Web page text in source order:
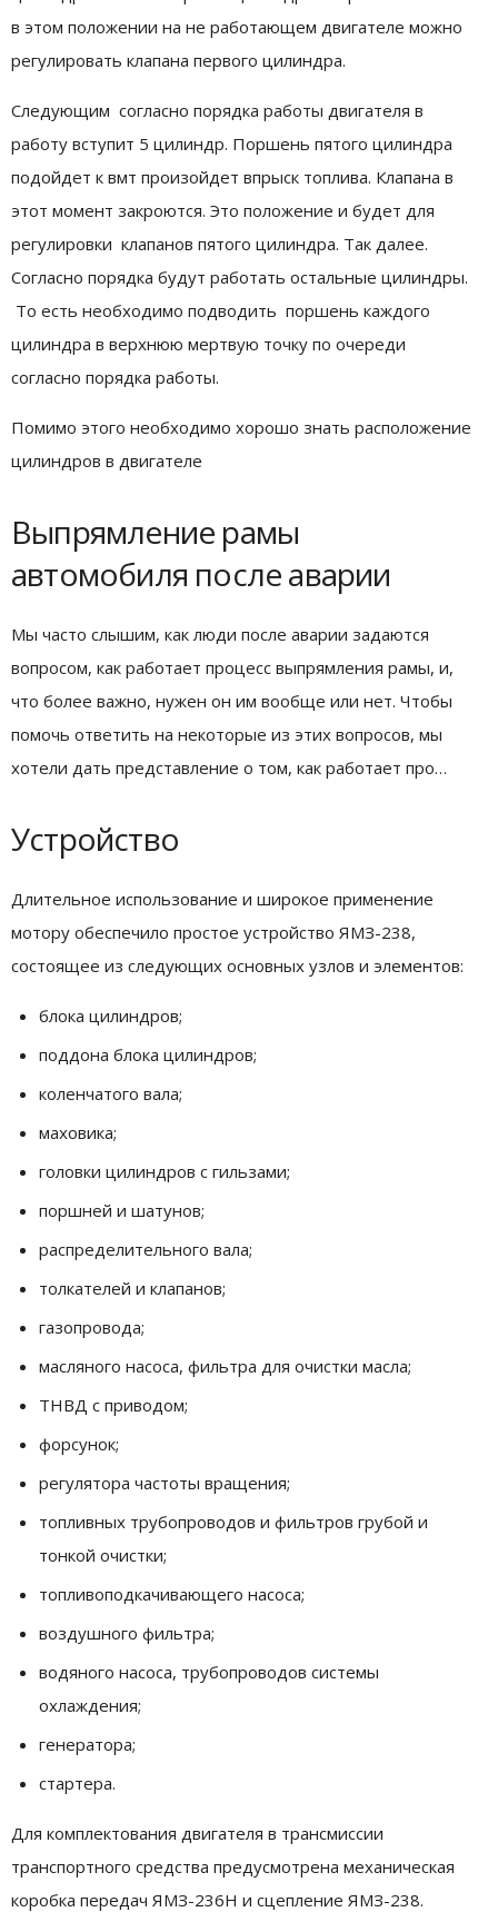
в этом положении на не работающем двигателе можно
регулировать клапана первого цилиндра.
Следующим согласно порядка работы двигателя в
работу вступит 5 цилиндр. Поршень пятого цилиндра
подойдет к вмт произойдет впрыск топлива. Клапана в
этот момент закроются. Это положение и будет для
регулировки клапанов пятого цилиндра. Так далее.
Согласно порядка будут работать остальные цилиндры.
То есть необходимо подводить поршень каждого
цилиндра в верхнюю мертвую точку по очереди
согласно порядка работы.
Помимо этого необходимо хорошо знать расположение
цилиндров в двигателе
Выпрямление рамы
автомобиля после аварии
Мы часто слышим, как люди после аварии задаются
вопросом, как работает процесс выпрямления рамы, и,
что более важно, нужен он им вообще или нет. Чтобы
помочь ответить на некоторые из этих вопросов, мы
хотели дать представление о том, как работает про…
Устройство
Длительное использование и широкое применение
мотору обеспечило простое устройство ЯМЗ-238,
состоящее из следующих основных узлов и элементов:
блока цилиндров;
поддона блока цилиндров;
коленчатого вала;
маховика;
головки цилиндров с гильзами;
поршней и шатунов;
распределительного вала;
толкателей и клапанов;
газопровода;
масляного насоса, фильтра для очистки масла;
ТНВД с приводом;
форсунок;
регулятора частоты вращения;
топливных трубопроводов и фильтров грубой и
тонкой очистки;
топливоподкачивающего насоса;
воздушного фильтра;
водяного насоса, трубопроводов системы
охлаждения;
генератора;
стартера.
Для комплектования двигателя в трансмиссии
транспортного средства предусмотрена механическая
коробка передач ЯМЗ-236Н и сцепление ЯМЗ-238.